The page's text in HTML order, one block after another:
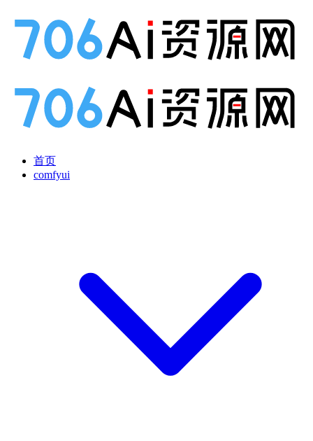
首页
comfyui